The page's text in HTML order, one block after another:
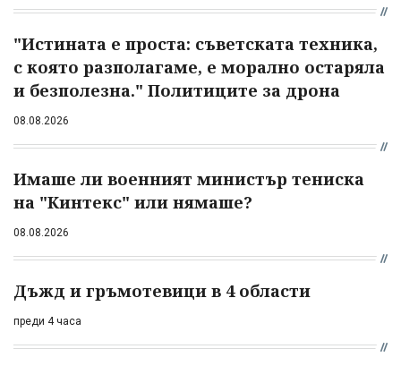
"Истината е проста: съветската техника,
с която разполагаме, е морално остаряла
и безполезна." Политиците за дрона
08.08.2026
Имаше ли военният министър тениска
на "Кинтекс" или нямаше?
08.08.2026
Дъжд и гръмотевици в 4 области
преди 4 часа